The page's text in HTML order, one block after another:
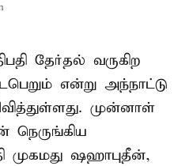
தேர்தல் வருகிற
என்று அந்நாட்டு
முன்னாள்
நெருங்கிய
முகமது ஷஹாபுதீன்,